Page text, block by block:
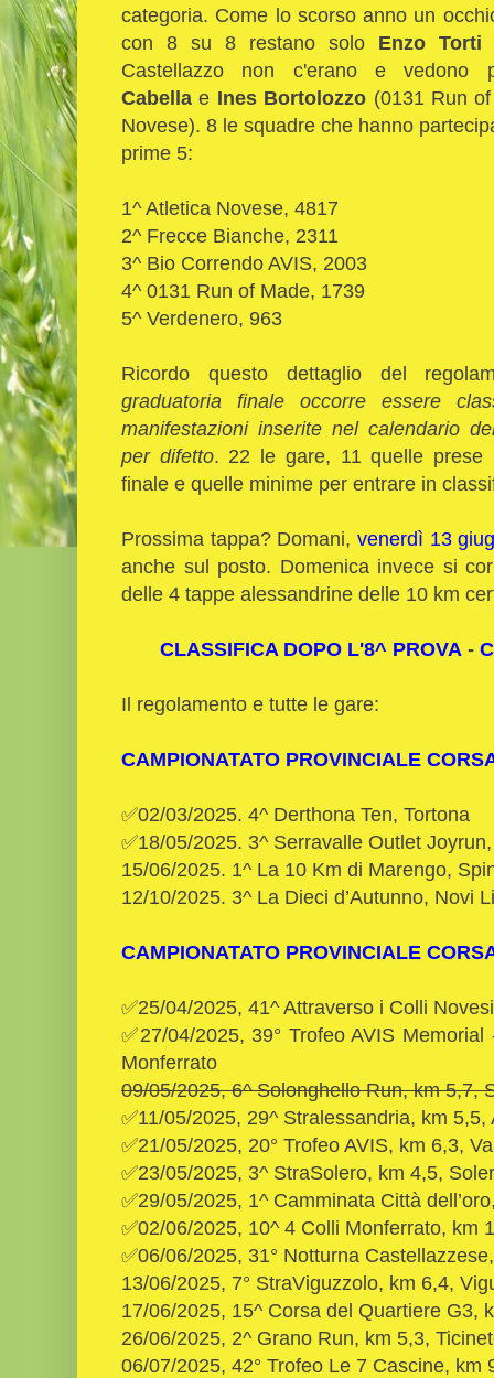
categoria. Come lo scorso anno un
con 8 su 8 restano solo Enzo Torti
Castellazzo non c'erano e
Cabella e Ines Bortolozzo (0131 Run
Novese). 8 le squadre che hanno
prime 5:
1^ Atletica Novese, 4817
2^ Frecce Bianche, 2311
3^ Bio Correndo AVIS, 2003
4^ 0131 Run of Made, 1739
5^ Verdenero, 963
Ricordo questo dettaglio del
graduatoria finale occorre essere
manifestazioni inserite nel calendario
per difetto. 22 le gare, 11 quelle prese
finale e quelle minime per entrare in
Prossima tappa? Domani, venerdì 13
anche sul posto. Domenica invece si
delle 4 tappe alessandrine delle 10 km
CLASSIFICA DOPO L'8^ PROVA -
Il regolamento e tutte le gare:
CAMPIONATATO PROVINCIALE
✅02/03/2025. 4^ Derthona Ten, Tortona
✅18/05/2025. 3^ Serravalle Outlet
15/06/2025. 1^ La 10 Km di Marengo,
12/10/2025. 3^ La Dieci d’Autunno, Novi
CAMPIONATATO PROVINCIALE
✅25/04/2025, 41^ Attraverso i Colli
✅27/04/2025, 39° Trofeo AVIS
Monferrato
09/05/2025, 6^ Solonghello Run, km 5,7,
✅11/05/2025, 29^ Stralessandria, km 5,5,
✅21/05/2025, 20° Trofeo AVIS, km 6,3,
✅23/05/2025, 3^ StraSolero, km 4,5,
✅29/05/2025, 1^ Camminata Città
✅02/06/2025, 10^ 4 Colli Monferrato, km
✅06/06/2025, 31° Notturna
13/06/2025, 7° StraViguzzolo, km 6,4,
17/06/2025, 15^ Corsa del Quartiere G3,
26/06/2025, 2^ Grano Run, km 5,3,
06/07/2025, 42° Trofeo Le 7 Cascine, km